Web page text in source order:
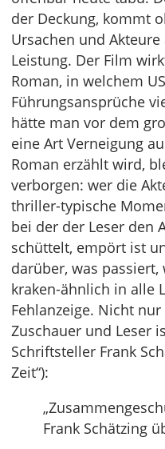
der Deckung, kommt
Ursachen und
Leistung. Der Film
Roman, in welchem
Führungsansprüche
hätte man vor dem
eine Art Verneigung
Roman erzählt wird,
verborgen: wer die
thriller-typische
bei der der Leser den
schüttelt, empört ist
darüber, was
kraken-ähnlich in alle
Fehlanzeige. Nicht
Zuschauer und Leser
Schriftsteller Frank
Zeit“):
Frank Schätzing